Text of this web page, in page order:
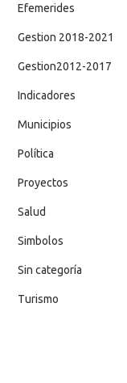
Efemerides
Gestion 2018-2021
Gestion2012-2017
Indicadores
Municipios
Política
Proyectos
Salud
Simbolos
Sin categoría
Turismo